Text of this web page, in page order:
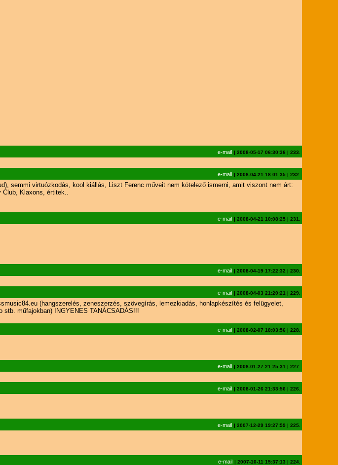
e-mail | 2008-05-17 06:30:36 | 233.
e-mail | 2008-04-21 18:01:35| 232.
semmi virtuózkodás, kool kiállás, Liszt Ferenc műveit nem kötelező ismerni, amit viszont nem árt:
Club, Klaxons, értitek..
e-mail | 2008-04-21 10:08:25| 231.
e-mail | 2008-04-19 17:22:32 | 230.
e-mail | 2008-04-03 21:20:21 | 229.
(hangszerelés, zeneszerzés, szövegírás, lemezkiadás, honlapkészítés és felügyelet,
műfajokban) INGYENES TANÁCSADÁS!!!
e-mail | 2008-02-07 18:03:56 | 228.
e-mail | 2008-01-27 21:25:31 | 227.
e-mail | 2008-01-26 21:33:56 | 226.
e-mail | 2007-12-29 19:27:59 | 225.
e-mail | 2007-10-11 15:37:13 | 224.